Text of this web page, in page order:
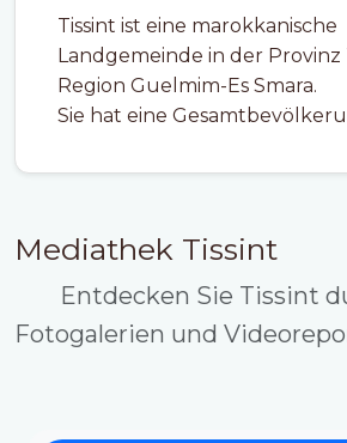
Tissint ist eine marokkanische
Landgemeinde in der Provinz
Region Guelmim-Es Smara.
Sie hat eine
Mediathek Tissint
Entdecken Sie Tissint
Fotogalerien und